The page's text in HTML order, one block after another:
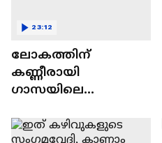
ലോകത്തിന്
കണ്ണീരായി
ഗാസയിലെ
കുഞ്ഞുങ്ങൾ
23:12